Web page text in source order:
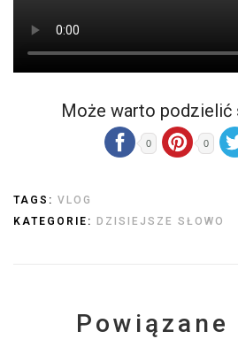
Może warto podzielić
0 0
TAGS: VLOG
KATEGORIE:
DZISIEJSZE SŁOWO
Powiązane